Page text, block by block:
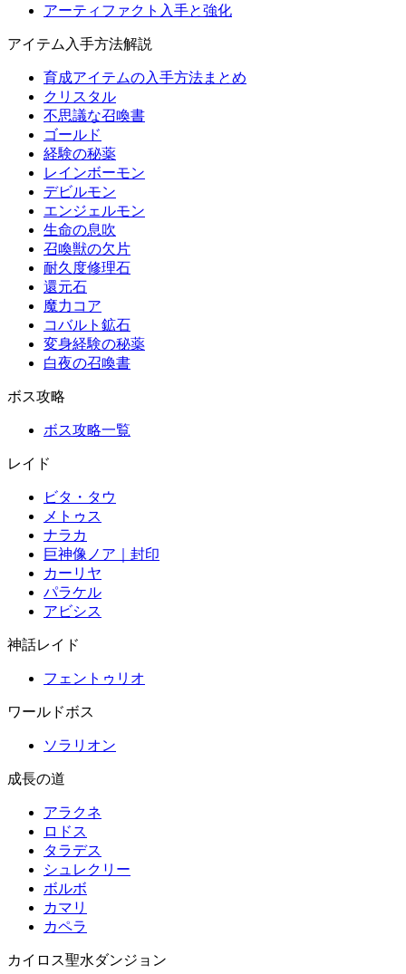
アーティファクト入手と強化
アイテム入手方法解説
育成アイテムの入手方法まとめ
クリスタル
不思議な召喚書
ゴールド
経験の秘薬
レインボーモン
デビルモン
エンジェルモン
生命の息吹
召喚獣の欠片
耐久度修理石
還元石
魔力コア
コバルト鉱石
変身経験の秘薬
白夜の召喚書
ボス攻略
ボス攻略一覧
レイド
ビタ・タウ
メトゥス
ナラカ
巨神像ノア｜封印
カーリヤ
パラケル
アビシス
神話レイド
フェントゥリオ
ワールドボス
ソラリオン
成長の道
アラクネ
ロドス
タラデス
シュレクリー
ボルボ
カマリ
カペラ
カイロス聖水ダンジョン